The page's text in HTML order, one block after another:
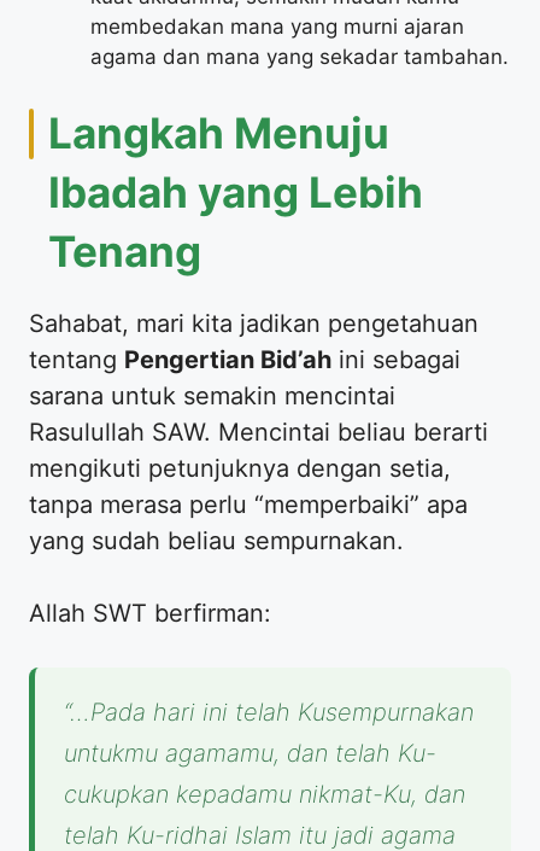
membedakan mana yang murni ajaran
agama dan mana yang sekadar tambahan.
Langkah Menuju
Ibadah yang Lebih
Tenang
Sahabat, mari kita jadikan pengetahuan
tentang Pengertian Bid’ah ini sebagai
sarana untuk semakin mencintai
Rasulullah SAW. Mencintai beliau berarti
mengikuti petunjuknya dengan setia,
tanpa merasa perlu “memperbaiki” apa
yang sudah beliau sempurnakan.
Allah SWT berfirman:
“…Pada hari ini telah Kusempurnakan
untukmu agamamu, dan telah Ku-
cukupkan kepadamu nikmat-Ku, dan
telah Ku-ridhai Islam itu jadi agama